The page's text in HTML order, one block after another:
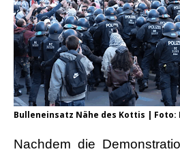
Bulleneinsatz Nähe des Kottis | Foto:
Nachdem die